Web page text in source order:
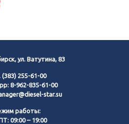
ул. Ватутина, 83
(383) 255-61-00
8-962-835-61-00
star.su
работы:
09:00 – 19:00